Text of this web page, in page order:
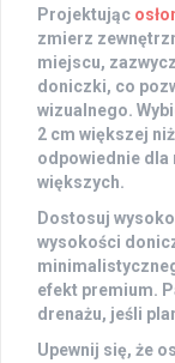
Projektując
zmierz
miejscu,
doniczki, co
wizualnego.
2 cm większej
odpowiednie dla
większych.
Dostosuj
wysokości
efekt premium.
drenażu, jeśli
Upewnij się, że